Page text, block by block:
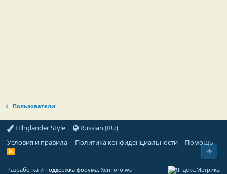
Пользователи
Hihglander Style
Russian (RU)
Условия и правила
Политика конфиденциальности Помощь
R
Разработка и поддержка форума: XenForo.ws